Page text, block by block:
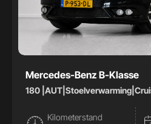
Mercedes-Benz B-Klasse
180
Kilometerstand